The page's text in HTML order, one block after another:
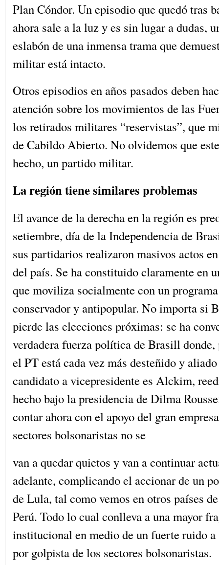
Plan Cóndor. Un episodio que quedó tras
ahora sale a la luz y es sin lugar a dudas,
eslabón de una inmensa trama que
militar está intacto.
Otros episodios en años pasados deben
atención sobre los movimientos de las
los retirados militares “reservistas”, que
de Cabildo Abierto. No olvidemos que
hecho, un partido militar.
La región tiene similares problemas
El avance de la derecha en la región es
setiembre, día de la Independencia de
sus partidarios realizaron masivos actos
del país. Se ha constituido claramente en
que moviliza socialmente con un
conservador y antipopular. No importa si
pierde las elecciones próximas: se ha
verdadera fuerza política de Brasill
el PT está cada vez más desteñido y
candidato a vicepresidente es Alckim,
hecho bajo la presidencia de Dilma
contar ahora con el apoyo del gran
sectores bolsonaristas no se
van a quedar quietos y van a continuar
adelante, complicando el accionar de un
de Lula, tal como vemos en otros países
Perú. Todo lo cual conlleva a una mayor
institucional en medio de un fuerte ruido a
por golpista de los sectores bolsonaristas.